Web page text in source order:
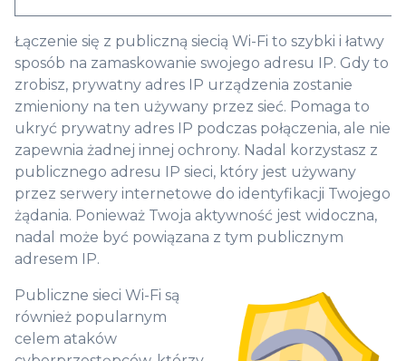
Łączenie się z publiczną siecią Wi-Fi to szybki i łatwy
sposób na zamaskowanie swojego adresu IP. Gdy to
zrobisz, prywatny adres IP urządzenia zostanie
zmieniony na ten używany przez sieć. Pomaga to
ukryć prywatny adres IP podczas połączenia, ale nie
zapewnia żadnej innej ochrony. Nadal korzystasz z
publicznego adresu IP sieci, który jest używany
przez serwery internetowe do identyfikacji Twojego
żądania. Ponieważ Twoja aktywność jest widoczna,
nadal może być powiązana z tym publicznym
adresem IP.
Publiczne sieci Wi-Fi są
również popularnym
celem ataków